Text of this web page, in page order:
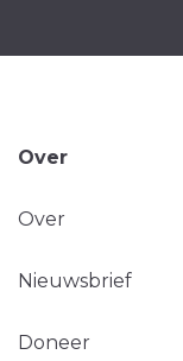
Over
Over
Nieuwsbrief
Doneer